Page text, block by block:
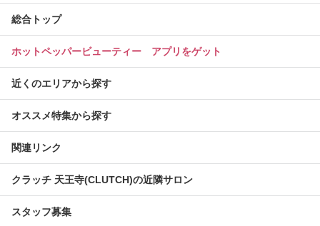
総合トップ
ホットペッパービューティー アプリをゲット
近くのエリアから探す
オススメ特集から探す
関連リンク
クラッチ 天王寺(CLUTCH)の近隣サロン
スタッフ募集